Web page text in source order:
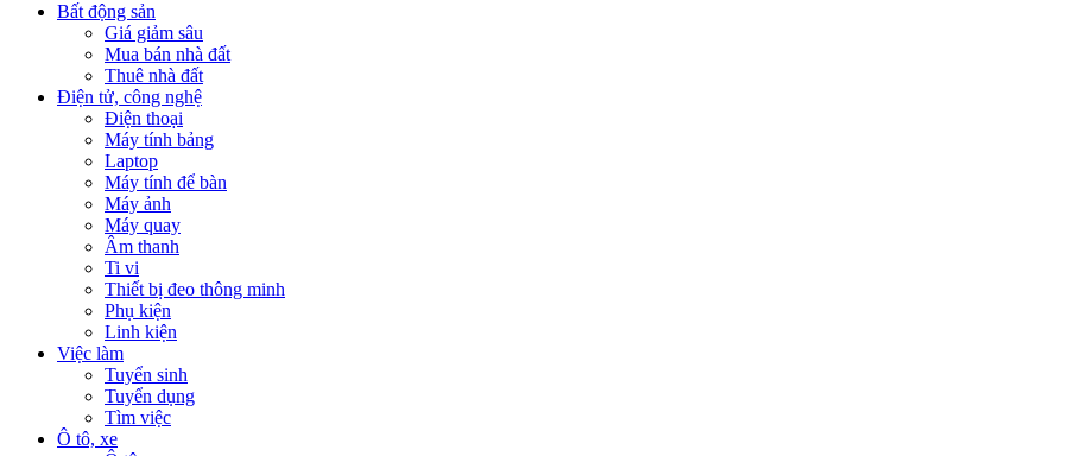
Bất động sản
Giá giảm sâu
Mua bán nhà đất
Thuê nhà đất
Điện tử, công nghệ
Điện thoại
Máy tính bảng
Laptop
Máy tính để bàn
Máy ảnh
Máy quay
Âm thanh
Ti vi
Thiết bị đeo thông minh
Phụ kiện
Linh kiện
Việc làm
Tuyển sinh
Tuyển dụng
Tìm việc
Ô tô, xe